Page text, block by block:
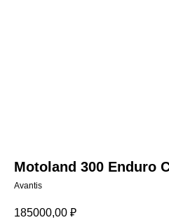
Motoland 300 Enduro
Avantis
185000,00 ₽